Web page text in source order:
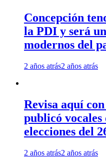
Concepción
la PDI y será
modernos del
2 años atrás2 años atrás
Revisa aquí
publicó vocales
elecciones del
2 años atrás2 años atrás